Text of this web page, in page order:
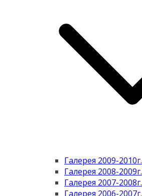
Галерея 2009-2010г.
Галерея 2008-2009г.
Галерея 2007-2008г.
Галерея 2006-2007г.